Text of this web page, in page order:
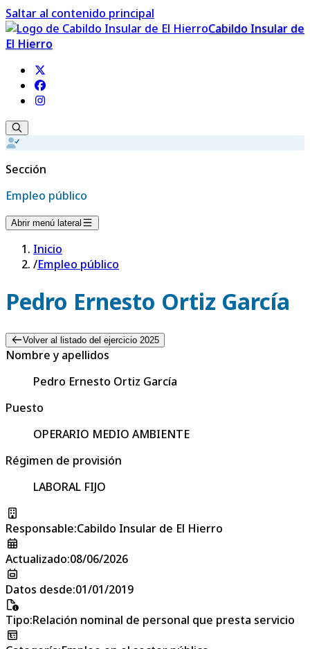
Saltar al contenido principal
Cabildo Insular de
El Hierro
Sección
Empleo público
Abrir menú lateral
Inicio
/Empleo público
Pedro Ernesto Ortiz García
Volver al listado del ejercicio 2025
Nombre y apellidos
Pedro Ernesto Ortiz García
Puesto
OPERARIO MEDIO AMBIENTE
Régimen de provisión
LABORAL FIJO
Responsable:Cabildo Insular de El Hierro
Actualizado:08/06/2026
Datos desde:01/01/2019
Tipo:Relación nominal de personal que presta servicio